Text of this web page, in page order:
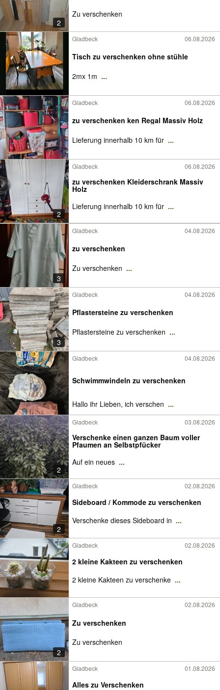
2
Zu verschenken
Gladbeck 06.08.2026
Tisch zu verschenken ohne stühle
2mx 1m ...
Gladbeck 06.08.2026
zu verschenken ken Regal Massiv Holz
Lieferung innerhalb 10 km für ...
2
Gladbeck 06.08.2026
zu verschenken Kleiderschrank Massiv
Holz
Lieferung innerhalb 10 km für ...
3
Gladbeck 04.08.2026
zu verschenken
Zu verschenken ...
3
Gladbeck 04.08.2026
Pflastersteine zu verschenken
Pflastersteine zu verschenken ...
Gladbeck 04.08.2026
Schwimmwindeln zu verschenken
Hallo ihr Lieben, ich verschen ...
2
Gladbeck 03.08.2026
Verschenke einen ganzen Baum voller
Pfaumen an Selbstpfücker
Auf ein neues ...
2
Gladbeck 02.08.2026
Sideboard / Kommode zu verschenken
Verschenke dieses Sideboard in ...
Gladbeck 02.08.2026
2 kleine Kakteen zu verschenken
2 kleine Kakteen zu verschenke ...
2
Gladbeck 02.08.2026
Zu verschenken
Zu verschenken
Gladbeck 01.08.2026
Alles zu Verschenken